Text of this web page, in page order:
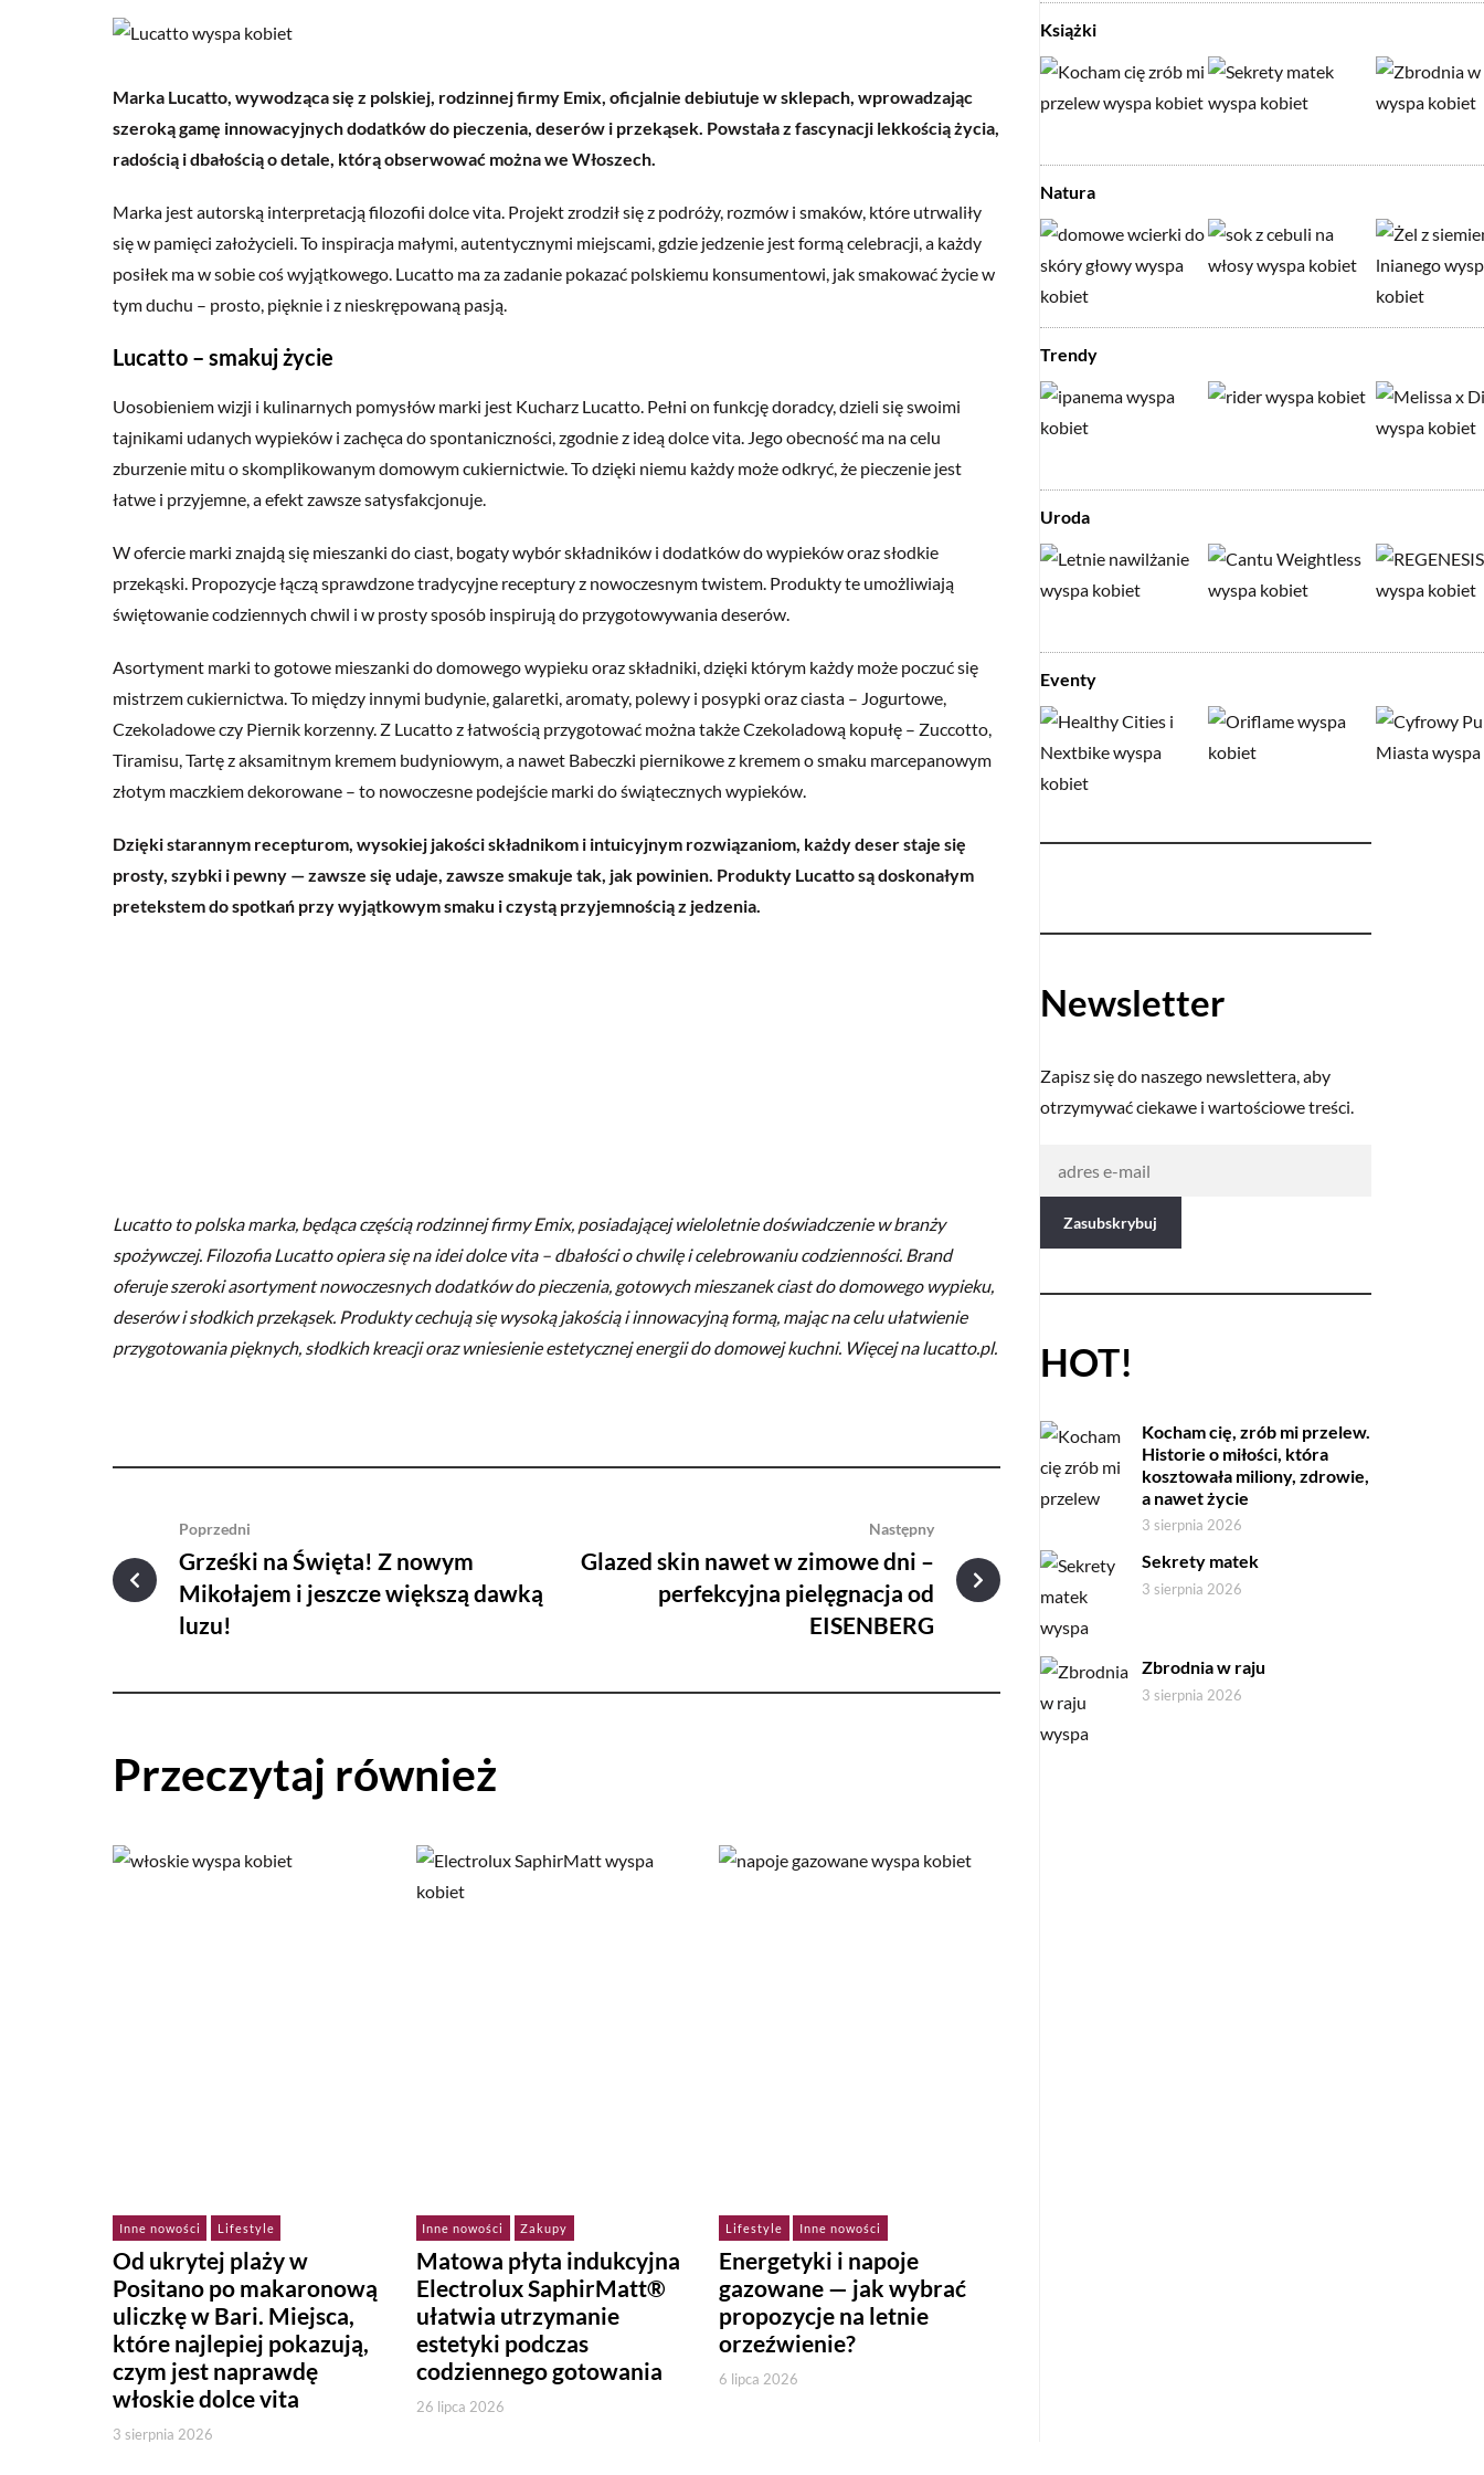
Marka Lucatto, wywodząca się z polskiej, rodzinnej firmy Emix, oficjalnie debiutuje w sklepach, wprowadzając
szeroką gamę innowacyjnych dodatków do pieczenia, deserów i przekąsek. Powstała z fascynacji lekkością życia,
radością i dbałością o detale, którą obserwować można we Włoszech.
Marka jest autorską interpretacją filozofii dolce vita. Projekt zrodził się z podróży, rozmów i smaków, które utrwaliły
się w pamięci założycieli. To inspiracja małymi, autentycznymi miejscami, gdzie jedzenie jest formą celebracji, a każdy
posiłek ma w sobie coś wyjątkowego. Lucatto ma za zadanie pokazać polskiemu konsumentowi, jak smakować życie w
tym duchu – prosto, pięknie i z nieskrępowaną pasją.
Lucatto – smakuj życie
Uosobieniem wizji i kulinarnych pomysłów marki jest Kucharz Lucatto. Pełni on funkcję doradcy, dzieli się swoimi
tajnikami udanych wypieków i zachęca do spontaniczności, zgodnie z ideą dolce vita. Jego obecność ma na celu
zburzenie mitu o skomplikowanym domowym cukiernictwie. To dzięki niemu każdy może odkryć, że pieczenie jest
łatwe i przyjemne, a efekt zawsze satysfakcjonuje.
W ofercie marki znajdą się mieszanki do ciast, bogaty wybór składników i dodatków do wypieków oraz słodkie
przekąski. Propozycje łączą sprawdzone tradycyjne receptury z nowoczesnym twistem. Produkty te umożliwiają
świętowanie codziennych chwil i w prosty sposób inspirują do przygotowywania deserów.
Asortyment marki to gotowe mieszanki do domowego wypieku oraz składniki, dzięki którym każdy może poczuć się
mistrzem cukiernictwa. To między innymi budynie, galaretki, aromaty, polewy i posypki oraz ciasta – Jogurtowe,
Czekoladowe czy Piernik korzenny. Z Lucatto z łatwością przygotować można także Czekoladową kopułę – Zuccotto,
Tiramisu, Tartę z aksamitnym kremem budyniowym, a nawet Babeczki piernikowe z kremem o smaku marcepanowym
złotym maczkiem dekorowane – to nowoczesne podejście marki do świątecznych wypieków.
Dzięki starannym recepturom, wysokiej jakości składnikom i intuicyjnym rozwiązaniom, każdy deser staje się
prosty, szybki i pewny — zawsze się udaje, zawsze smakuje tak, jak powinien. Produkty Lucatto są doskonałym
pretekstem do spotkań przy wyjątkowym smaku i czystą przyjemnością z jedzenia.
Lucatto to polska marka, będąca częścią rodzinnej firmy Emix, posiadającej wieloletnie doświadczenie w branży
spożywczej. Filozofia Lucatto opiera się na idei dolce vita – dbałości o chwilę i celebrowaniu codzienności. Brand
oferuje szeroki asortyment nowoczesnych dodatków do pieczenia, gotowych mieszanek ciast do domowego wypieku,
deserów i słodkich przekąsek. Produkty cechują się wysoką jakością i innowacyjną formą, mając na celu ułatwienie
przygotowania pięknych, słodkich kreacji oraz wniesienie estetycznej energii do domowej kuchni. Więcej na lucatto.pl.
Poprzedni
Grześki na Święta! Z nowym
Mikołajem i jeszcze większą dawką
luzu!
Następny
Glazed skin nawet w zimowe dni –
perfekcyjna pielęgnacja od
EISENBERG
Przeczytaj również
Inne nowości Lifestyle
Od ukrytej plaży w
Positano po makaronową
uliczkę w Bari. Miejsca,
które najlepiej pokazują,
czym jest naprawdę
włoskie dolce vita
3 sierpnia 2026
Inne nowości Zakupy
Matowa płyta indukcyjna
Electrolux SaphirMatt®
ułatwia utrzymanie
estetyki podczas
codziennego gotowania
26 lipca 2026
Lifestyle Inne nowości
Energetyki i napoje
gazowane — jak wybrać
propozycje na letnie
orzeźwienie?
6 lipca 2026
Książki
Natura
Trendy
Uroda
Eventy
Newsletter
Zapisz się do naszego newslettera, aby
otrzymywać ciekawe i wartościowe treści.
HOT!
Kocham cię, zrób mi przelew.
Historie o miłości, która
kosztowała miliony, zdrowie,
a nawet życie
3 sierpnia 2026
Sekrety matek
3 sierpnia 2026
Zbrodnia w raju
3 sierpnia 2026